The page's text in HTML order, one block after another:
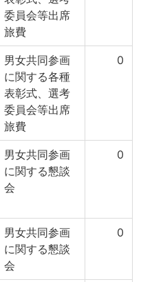
委員会等出席
旅費
男女共同参画
に関する各種
表彰式、選考
委員会等出席
旅費
0
男女共同参画
に関する懇談
会
0
男女共同参画
に関する懇談
会
0